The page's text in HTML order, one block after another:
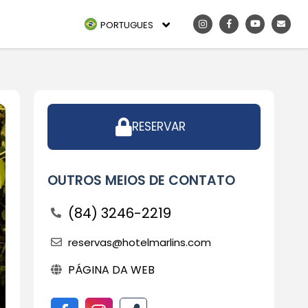
PORTUGUES
RESERVAR
OUTROS MEIOS DE CONTATO
(84) 3246-2219
reservas@hotelmarlins.com
PÁGINA DA WEB